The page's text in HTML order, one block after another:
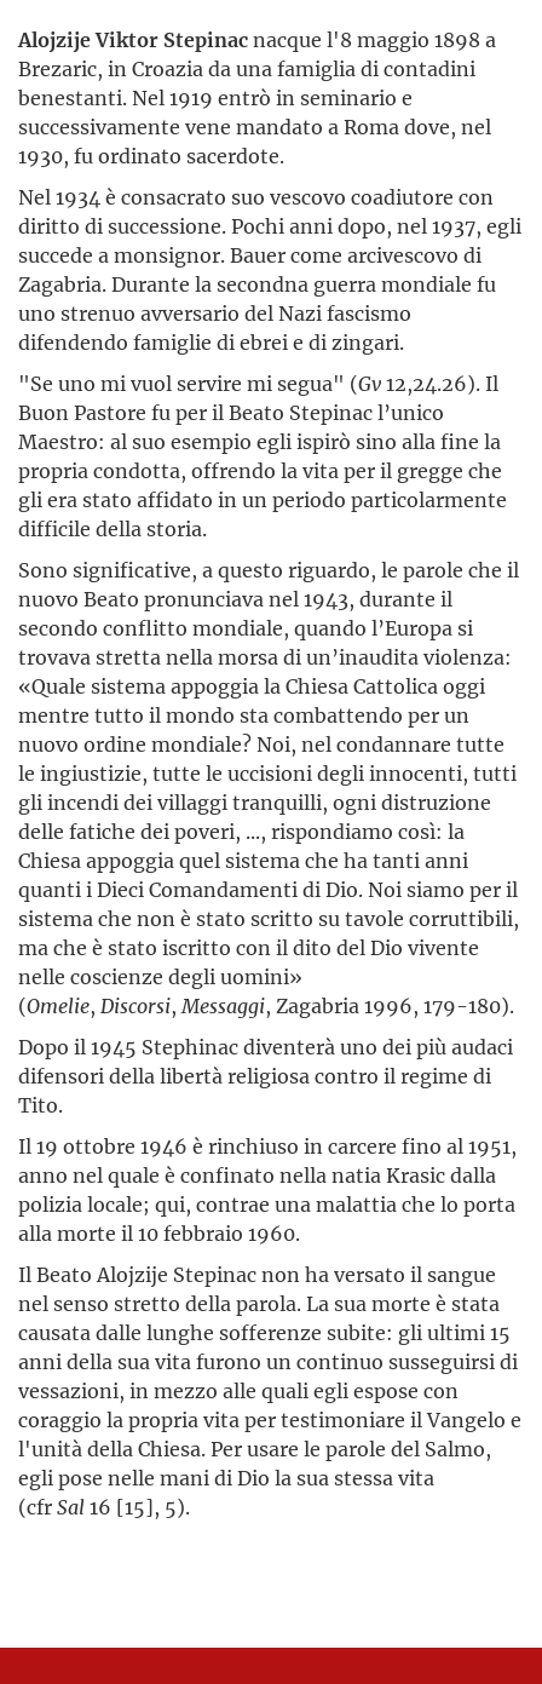
Alojzije Viktor Stepinacnacque l'8 maggio 1898 a
Brezaric, in Croazia da una famiglia di contadini
benestanti. Nel 1919 entrò in seminario e
successivamente vene mandato a Roma dove, nel
1930, fu ordinato sacerdote.
Nel 1934 è consacrato suo vescovo coadiutore con
diritto di successione. Pochi anni dopo, nel 1937, egli
succede a monsignor. Bauer come arcivescovo di
Zagabria. Durante la secondna guerra mondiale fu
uno strenuo avversario del Nazi fascismo
difendendo famiglie di ebrei e di zingari.
"Se uno mi vuol servire mi segua" (Gv12,24.26). Il
Buon Pastore fu per il Beato Stepinac l’unico
Maestro: al suo esempio egli ispirò sino alla fine la
propria condotta, offrendo la vita per il gregge che
gli era stato affidato in un periodo particolarmente
difficile della storia.
Sono significative, a questo riguardo, le parole che il
nuovo Beato pronunciava nel 1943, durante il
secondo conflitto mondiale, quando l’Europa si
trovava stretta nella morsa di un’inaudita violenza:
«Quale sistema appoggia la Chiesa Cattolica oggi
mentre tutto il mondo sta combattendo per un
nuovo ordine mondiale? Noi, nel condannare tutte
le ingiustizie, tutte le uccisioni degli innocenti, tutti
gli incendi dei villaggi tranquilli, ogni distruzione
delle fatiche dei poveri, ..., rispondiamo così: la
Chiesa appoggia quel sistema che ha tanti anni
quanti i Dieci Comandamenti di Dio. Noi siamo per il
sistema che non è stato scritto su tavole corruttibili,
ma che è stato iscritto con il dito del Dio vivente
nelle coscienze degli uomini»
(Omelie, Discorsi, Messaggi, Zagabria 1996, 179-180).
Dopo il 1945 Stephinac diventerà uno dei più audaci
difensori della libertà religiosa contro il regime di
Tito.
Il 19 ottobre 1946 è rinchiuso in carcere fino al 1951,
anno nel quale è confinato nella natia Krasic dalla
polizia locale; qui, contrae una malattia che lo porta
alla morte il 10 febbraio 1960.
Il Beato Alojzije Stepinac non ha versato il sangue
nel senso stretto della parola. La sua morte è stata
causata dalle lunghe sofferenze subite: gli ultimi 15
anni della sua vita furono un continuo susseguirsi di
vessazioni, in mezzo alle quali egli espose con
coraggio la propria vita per testimoniare il Vangelo e
l'unità della Chiesa. Per usare le parole del Salmo,
egli pose nelle mani di Dio la sua stessa vita
(cfrSal16 [15], 5).